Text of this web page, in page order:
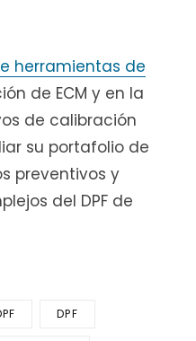
herramientas de
de ECM y en la
de calibración
su portafolio de
preventivos y
del DPF de
DPF